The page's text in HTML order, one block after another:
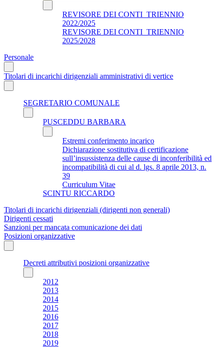
REVISORE DEI CONTI_TRIENNIO
2022/2025
REVISORE DEI CONTI_TRIENNIO
2025/2028
Personale
Titolari di incarichi dirigenziali amministrativi di vertice
SEGRETARIO COMUNALE
PUSCEDDU BARBARA
Estremi conferimento incarico
Dichiarazione sostitutiva di certificazione
sull’insussistenza delle cause di inconferibilità ed
incompatibilità di cui al d. lgs. 8 aprile 2013, n.
39
Curriculum Vitae
SCINTU RICCARDO
Titolari di incarichi dirigenziali (dirigenti non generali)
Dirigenti cessati
Sanzioni per mancata comunicazione dei dati
Posizioni organizzative
Decreti attributivi posizioni organizzative
2012
2013
2014
2015
2016
2017
2018
2019